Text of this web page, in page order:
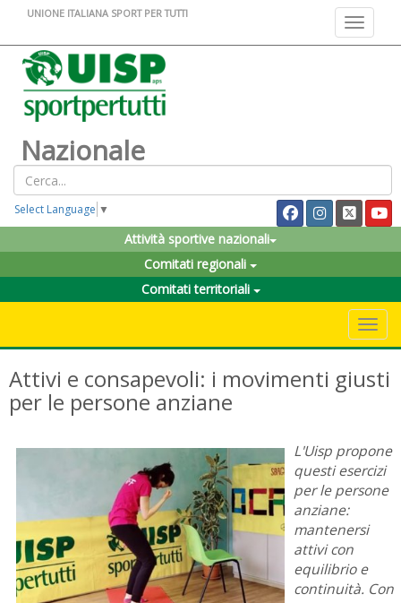
Toggle
UNIONE ITALIANA SPORT PER TUTTI
Nazionale
Select Language ▼
Attività sportive nazionali
Comitati regionali
Comitati territoriali
Attivi e consapevoli: i movimenti giusti
per le persone anziane
L'Uisp propone
questi esercizi
per le persone
anziane:
mantenersi
attivi con
equilibrio e
continuità. Con